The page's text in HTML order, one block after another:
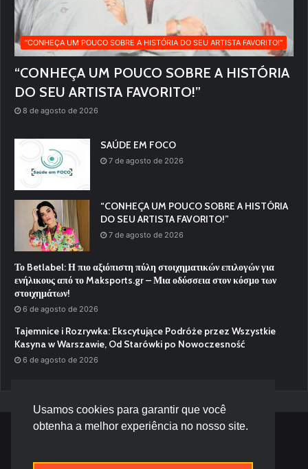
Usamos cookies para garantir que você
obtenha a melhor experiência no nosso site.
“CONHEÇA UM POUCO SOBRE A HISTÓRIA DO SEU ARTISTA FAVORITO!”
“CONHEÇA UM POUCO SOBRE A HISTÓRIA
DO SEU ARTISTA FAVORITO!”
8 de agosto de 2026
SAÚDE EM FOCO
7 de agosto de 2026
“CONHEÇA UM POUCO SOBRE A HISTÓRIA
DO SEU ARTISTA FAVORITO!”
7 de agosto de 2026
Το Betlabel: Η πιο αξιόπιστη πύλη στοιχηματικών επιλογών για
ενήλικους από το Maksports.gr – Μια οδύσσεια στον κόσμο των
στοιχημάτων!
6 de agosto de 2026
Tajemnice i Rozrywka: Ekscytujące Podróże przez Wszystkie
Kasyna w Warszawie, Od Starówki po Nowoczesność
6 de agosto de 2026